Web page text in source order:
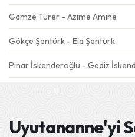
Gamze Türer - Azime Amine
Gökçe Şentürk - Ela Şentürk
Pınar İskenderoğlu - Gediz
Uyutananne'yi